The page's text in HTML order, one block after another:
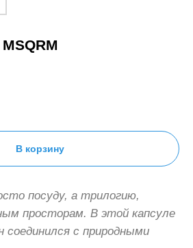
В корзину
посуду, а трилогию,
просторам. В этой капсуле
соединился с природными